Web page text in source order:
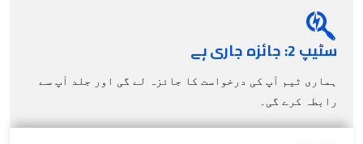
سٹیپ 2: جائزہ جاری ہے
ہماری ٹیم آپ کی درخواست کا جائزہ لے گی اور جلد آپ سے
رابطہ کرے گی۔